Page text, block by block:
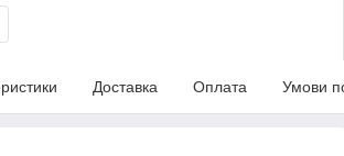
Доставка Оплата Умови